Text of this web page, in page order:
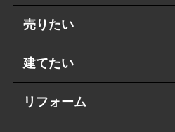
売りたい
建てたい
リフォーム